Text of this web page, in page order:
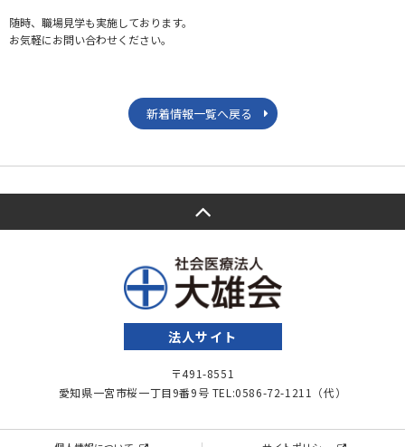
随時、職場見学も実施しております。
お気軽にお問い合わせください。
新着情報一覧へ戻る
法人サイト
〒491-8551
愛知県一宮市桜一丁目9番9号 TEL:0586-72-1211（代）